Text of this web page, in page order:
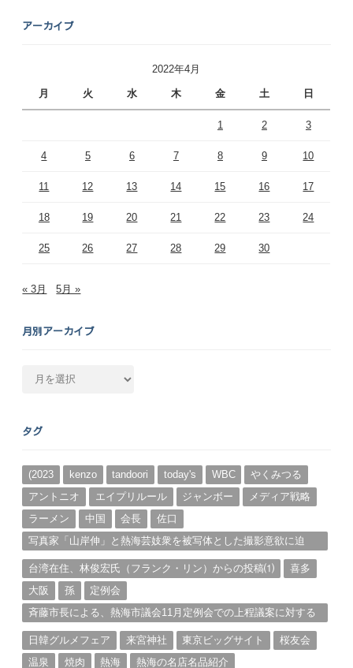
アーカイブ
2022年4月
月 火 水 木 金 土 日
1 2 3
4 5 6 7 8 9 10
11 12 13 14 15 16 17
18 19 20 21 22 23 24
25 26 27 28 29 30
« 3月 5月 »
月別アーカイブ
カ
ブ
タグ
(2023 kenzo tandoori today's WBC
やくみつる
アントニオ
エイプリルール ジャンボー
メディア戦略
ラーメン
中国 会長
佐口
写真家「山岸伸」と熱海芸妓衆を被写体とした撮影意欲に迫
台湾在住、林俊宏氏（フランク・リン）からの投稿⑴
喜多
大阪
孫
定例会
斉藤市長による、熱海市議会11月定例会での上程議案に対する
日韓グルメフェア
来宮神社 東京ビッグサイト
桜友会
温泉
焼肉 熱海 熱海の名店名品紹介